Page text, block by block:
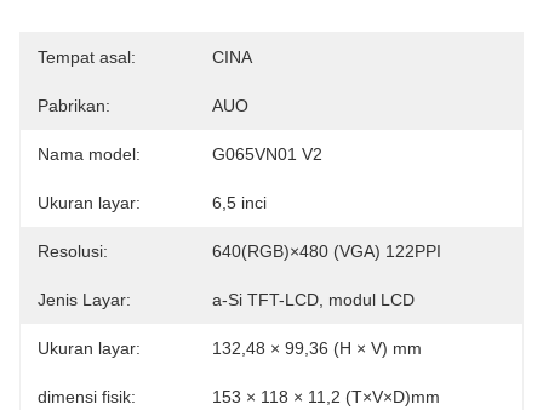
Tempat asal: CINA
Pabrikan: AUO
Nama model: G065VN01 V2
Ukuran layar: 6,5 inci
Resolusi: 640(RGB)×480 (VGA) 122PPI
Jenis Layar: a-Si TFT-LCD, modul LCD
Ukuran layar: 132,48 × 99,36 (H × V) mm
dimensi fisik: 153 × 118 × 11,2 (T×V×D)mm